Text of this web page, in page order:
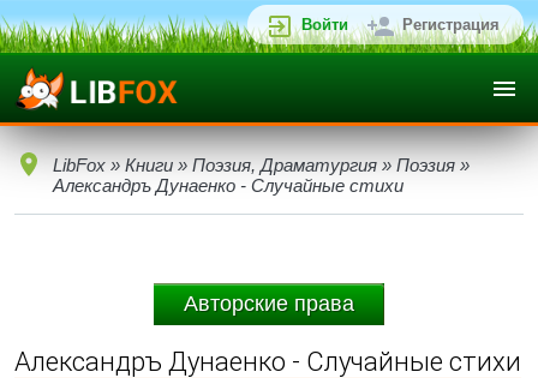
Войти Регистрация
LibFox » Книги » Поэзия, Драматургия » Поэзия »
Александръ Дунаенко - Случайные стихи
Авторские права
Александръ Дунаенко - Случайные стихи